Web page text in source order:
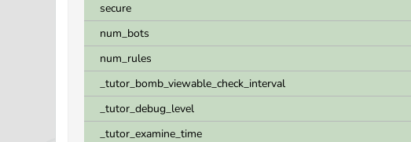
secure
num_bots
num_rules
_tutor_bomb_viewable_check_interval
_tutor_debug_level
_tutor_examine_time